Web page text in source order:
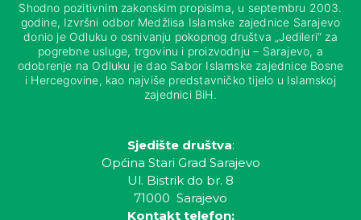
Shodno pozitivnim zakonskim propisima, u septembru 2003.
godine, Izvršni odbor Medžlisa Islamske zajednice Sarajevo
donio je Odluku o osnivanju pokopnog društva „Jedileri“ za
pogrebne usluge, trgovinu i proizvodnju – Sarajevo, a
odobrenje na Odluku je dao Sabor Islamske zajednice Bosne
i Hercegovine, kao najviše predstavničko tijelo u Islamskoj
zajednici BiH.
Sjedište društva:
Općina Stari Grad Sarajevo
Ul. Bistrik do br. 8
71000 Sarajevo
Kontakt telefon: